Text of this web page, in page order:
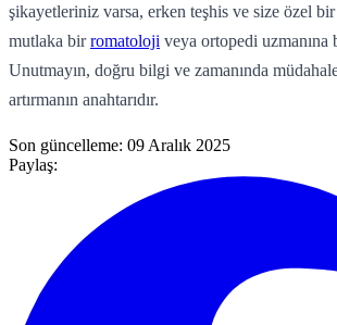
şikayetleriniz varsa, erken teşhis ve size özel
mutlaka birromatoloji veya ortopedi uzmanına
Unutmayın, doğru bilgi ve zamanında
artırmanın anahtarıdır.
Son güncelleme: 09 Aralık 2025
Paylaş: